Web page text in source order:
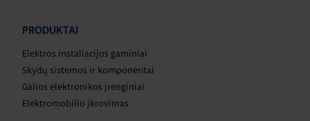
PRODUKTAI
Elektros instaliacijos gaminiai
Skydų sistemos ir komponentai
Galios elektronikos įrenginiai
Elektromobilio įkrovimas